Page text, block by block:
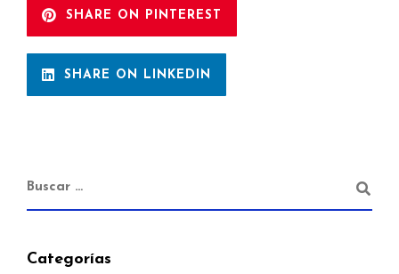
SHARE ON PINTEREST
SHARE ON LINKEDIN
Categorías